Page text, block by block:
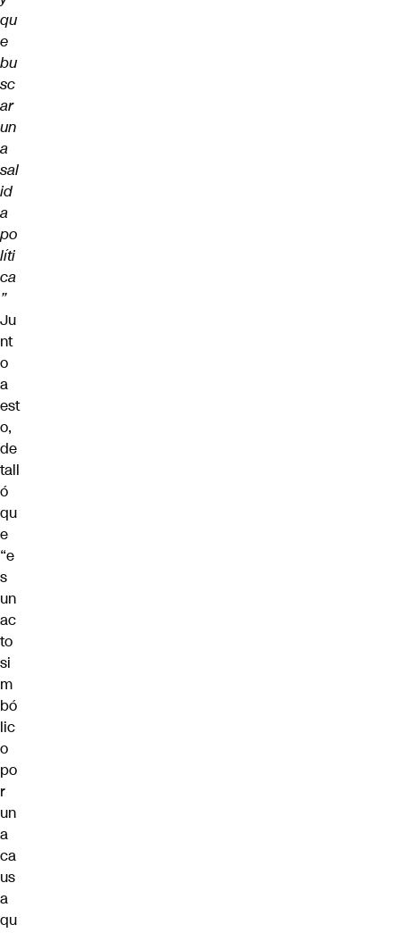
qu
e
bu
sc
ar
un
a
sal
id
a
po
líti
ca
”
Ju
nt
o
a
est
o,
de
tall
ó
qu
e
“e
s
un
ac
to
si
m
bó
lic
o
po
r
un
a
ca
us
a
qu